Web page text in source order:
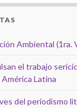
Ambiental (1ra.
el trabajo
Latina
del periodismo